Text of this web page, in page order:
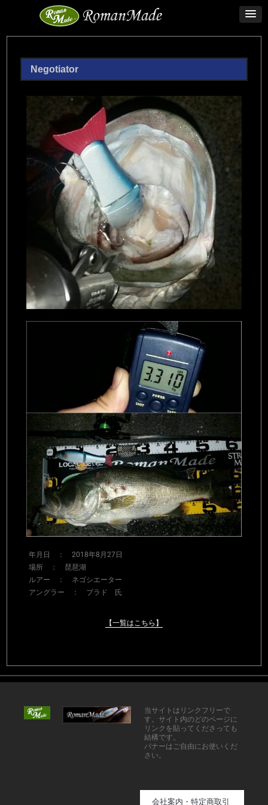
Negotiator
年月日 ： 2018年8月27日
場所 ： 琵琶湖
ルアー ： ネゴシエーター
アングラー ： プラド 氏
【一覧はこちら】
当サイトはリンクフリーで
す。サイト内のどのページに
リンクを貼ってくださっても
結構です。
バナーはご自由にお使いくだ
さい。
会社案内・特定商取引